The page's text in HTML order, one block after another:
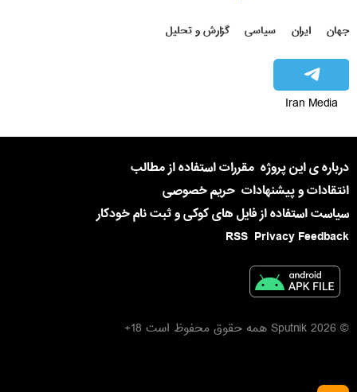
جهان ایران سیاسی گزارش و تحلیل
Iran Media
درباره ی این پروژه مقررات استفاده از مطالب
انتقادات و پیشنهادات حریم خصوصی
سیاست استفاده از فایل های کوکی و ثبت نام خودکار
Privacy Feedback
RSS
© 2026 Sputnik همه حقوق محفوظ است 18+